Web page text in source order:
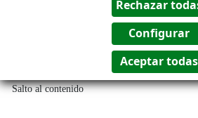
Salto al contenido